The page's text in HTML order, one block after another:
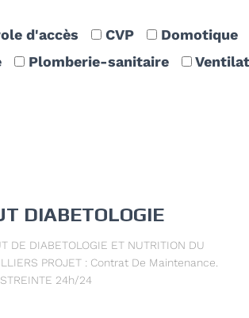
d'accès CVP
Domotique
Plomberie-sanitaire
DIABETOLOGIE
DE DIABETOLOGIE ET NUTRITION DU
PROJET : Contrat De Maintenance.
24h/24